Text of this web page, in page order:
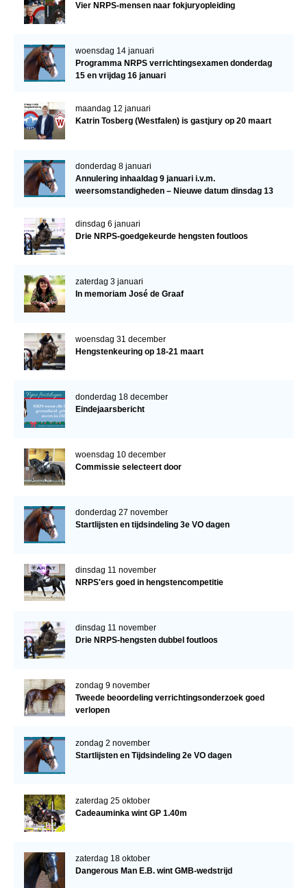
Vier NRPS-mensen naar fokjuryopleiding
woensdag 14 januari
Programma NRPS verrichtingsexamen donderdag
15 en vrijdag 16 januari
maandag 12 januari
Katrin Tosberg (Westfalen) is gastjury op 20 maart
donderdag 8 januari
Annulering inhaaldag 9 januari i.v.m.
weersomstandigheden – Nieuwe datum dinsdag 13
dinsdag 6 januari
Drie NRPS-goedgekeurde hengsten foutloos
zaterdag 3 januari
In memoriam José de Graaf
woensdag 31 december
Hengstenkeuring op 18-21 maart
donderdag 18 december
Eindejaarsbericht
woensdag 10 december
Commissie selecteert door
donderdag 27 november
Startlijsten en tijdsindeling 3e VO dagen
dinsdag 11 november
NRPS'ers goed in hengstencompetitie
dinsdag 11 november
Drie NRPS-hengsten dubbel foutloos
zondag 9 november
Tweede beoordeling verrichtingsonderzoek goed
verlopen
zondag 2 november
Startlijsten en Tijdsindeling 2e VO dagen
zaterdag 25 oktober
Cadeauminka wint GP 1.40m
zaterdag 18 oktober
Dangerous Man E.B. wint GMB-wedstrijd